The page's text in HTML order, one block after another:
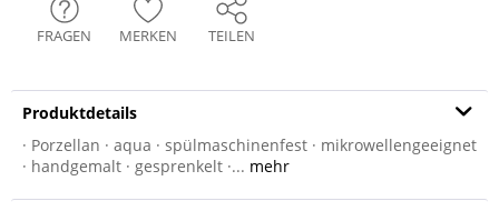
FRAGEN MERKEN TEILEN
Produktdetails
· Porzellan · aqua · spülmaschinenfest · mikrowellengeeignet
· handgemalt · gesprenkelt ·... mehr